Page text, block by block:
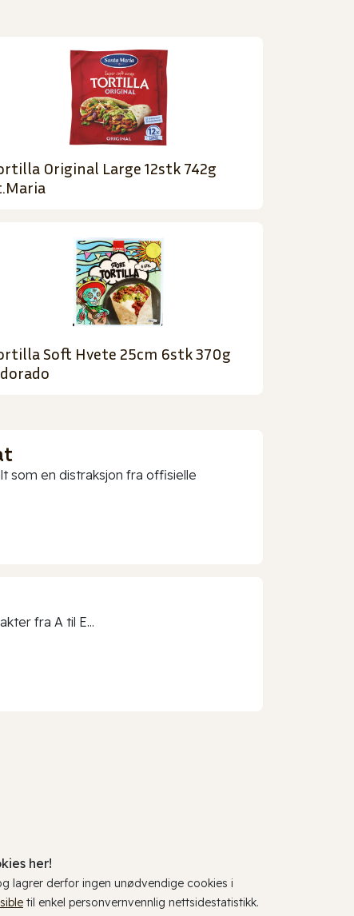
Original Large 12stk 742g
Soft Hvete 25cm 6stk 370g
som en distraksjon fra offisielle
fra A til E...
her!
lagrer derfor ingen unødvendige cookies i
til enkel personvernvennlig nettsidestatistikk.